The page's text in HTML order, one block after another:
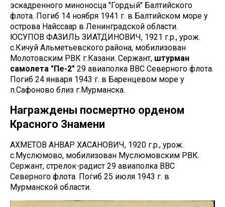
эскадренного миноносца "Гордый" Балтийского
флота. Погиб 14 ноября 1941 г. в Балтийском море у
острова Найссаар в Ленинградской области.
ЮСУПОВ ФАЗИЛЬ ЗИАТДИНОВИЧ, 1921 г.р., урож.
с.Кичуй Альметьевского района, мобилизован
Молотовским РВК г.Казани. Сержант, штурман
самолета "Пе-2" 29 авиаполка ВВС Северного флота.
Погиб 24 января 1943 г. в Баренцевом море у
п.Сафоново близ г.Мурманска.
Награждены посмертно орденом
Красного Знамени
АХМЕТОВ АНВАР ХАСАНОВИЧ, 1920 г.р., урож.
с.Муслюмово, мобилизован Муслюмовским РВК.
Сержант, стрелок-радист 29 авиаполка ВВС
Северного флота. Погиб 25 июля 1943 г. в
Мурманской области.